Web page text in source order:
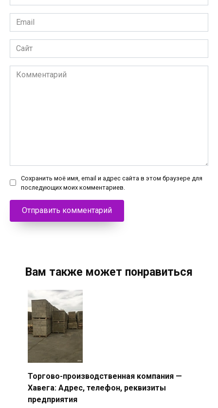
*
Email
*
Сайт
Комментарий
Сохранить моё имя, email и адрес сайта в этом браузере для
последующих моих комментариев.
Вам также может понравиться
Торгово-производственная компания —
Хавега: Адрес, телефон, реквизиты
предприятия